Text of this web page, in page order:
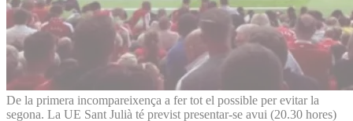
De la primera incompareixença a fer tot el possible per evitar la
segona. La UE Sant Julià té previst presentar-se avui (20.30 hores)